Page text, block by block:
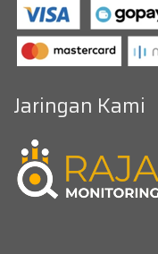
Jaringan Kami